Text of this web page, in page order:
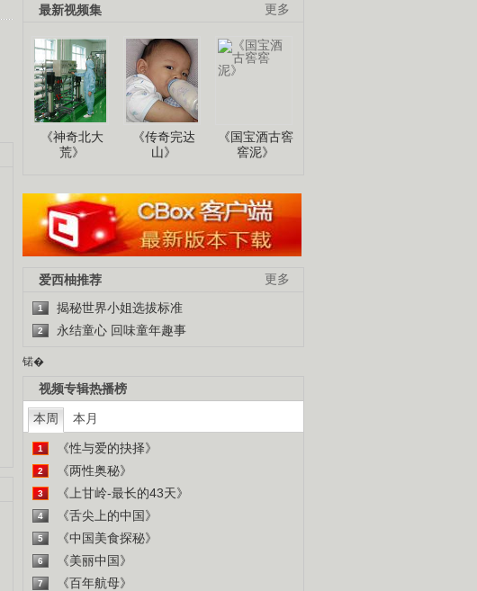
更多
最新视频集
《神奇北大
荒》
《传奇完达
山》
《国宝酒古窖
窖泥》
更多
爱西柚推荐
1 揭秘世界小姐选拔标准
2 永结童心 回味童年趣事
锘�
视频专辑热播榜
本周 本月
1 《性与爱的抉择》
2 《两性奥秘》
3 《上甘岭-最长的43天》
4 《舌尖上的中国》
5 《中国美食探秘》
6 《美丽中国》
7 《百年航母》